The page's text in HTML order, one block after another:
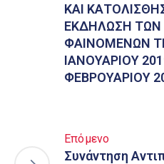
ΚΑΙ
ΕΚΔΗΛΩΣΗ ΤΩΝ
ΦΑΙΝΟΜΕΝΩΝ
ΙΑΝΟΥΑΡΙΟΥ
ΦΕΒΡΟΥΑΡΙΟΥ
Επόμενο
Συνάντηση